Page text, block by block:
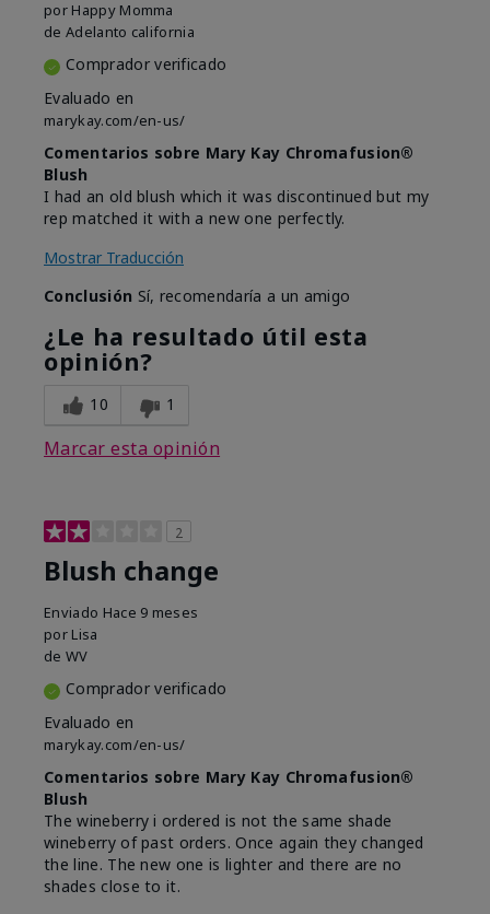
por Happy Momma
de Adelanto california
Comprador verificado
Evaluado en
marykay.com/en-us/
Comentarios sobre Mary Kay Chromafusion®
Blush
I had an old blush which it was discontinued but my
rep matched it with a new one perfectly.
Mostrar Traducción
Conclusión Sí, recomendaría a un amigo
¿Le ha resultado útil esta
opinión?
10 1
Marcar esta opinión
2
Blush change
Enviado Hace 9 meses
por Lisa
de WV
Comprador verificado
Evaluado en
marykay.com/en-us/
Comentarios sobre Mary Kay Chromafusion®
Blush
The wineberry i ordered is not the same shade
wineberry of past orders. Once again they changed
the line. The new one is lighter and there are no
shades close to it.